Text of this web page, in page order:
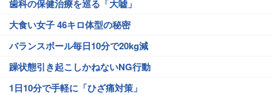
歯科の保健治療を巡る「大嘘」
大食い女子 46キロ体型の秘密
バランスボール毎日10分で20kg減
躁状態引き起こしかねないNG行動
1日10分で手軽に「ひざ痛対策」